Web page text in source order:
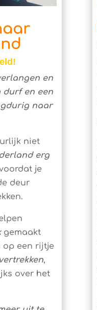
en
durf en een
naar
niet
erg
je
deur
gemaakt
op een rijtje
,
over het